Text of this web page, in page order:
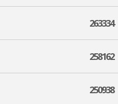
263334
258162
250938